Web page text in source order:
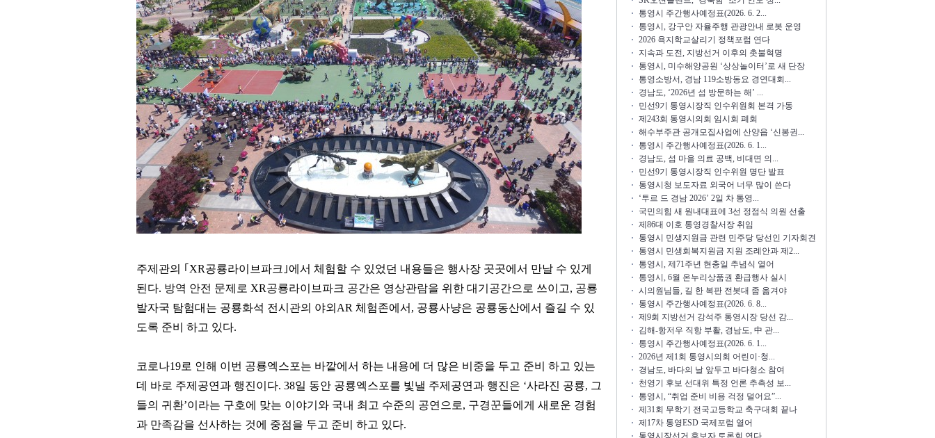
주제관의 ｢ XR공룡라이브파크 ｣에서 체험할 수 있었던 내용들은 행사장 곳곳에서 만날 수 있게
된다. 방역 안전 문제로 XR공룡라이브파크 공간은 영상관람을 위한 대기공간으로 쓰이고, 공룡
발자국 탐험대는 공룡화석 전시관의 야외 AR 체험존에서 , 공룡사냥은 공룡동산에서 즐길 수 있
도록 준비 하고 있다.
코로나19로 인해 이번 공룡엑스포는 바깥에서 하는 내용에 더 많은 비중을 두고 준비 하고 있는
데 바로 주제공연과 행진이다. 38일 동안 공룡엑스포를 빛낼 주제공연과 행진은 ‘사라진 공룡, 그
들의 귀환’이라는 구호에 맞는 이야기와 국내 최고 수준의 공연으로, 구경꾼들에게 새로운 경험
과 만족감을 선사하는 것에 중점을 두고 준비 하고 있다.
통영시 주간행사예정표(2026. 6. 2...
통영시, 강구안 자율주행 관광안내 로봇 운영
2026 욕지학교살리기 정책포럼 연다
지속과 도전, 지방선거 이후의 촛불혁명
통영시, 미수해양공원 ‘상상놀이터’로 새 단장
통영소방서, 경남 119소방동요 경연대회...
경남도, ‘2026년 섬 방문하는 해’ ...
민선9기 통영시장직 인수위원회 본격 가동
제243회 통영시의회 임시회 폐회
해수부주관 공개모집사업에 산양읍 ‘신봉권...
통영시 주간행사예정표(2026. 6. 1...
경남도, 섬 마을 의료 공백, 비대면 의...
민선9기 통영시장직 인수위원 명단 발표
통영시청 보도자료 외국어 너무 많이 쓴다
‘투르 드 경남 2026’ 2일 차 통영...
국민의힘 새 원내대표에 3선 정점식 의원 선출
제86대 이호 통영경찰서장 취임
통영시 민생지원금 관련 민주당 당선인 기자회견
통영시 민생회복지원금 지원 조례안과 제2...
통영시, 제71주년 현충일 추념식 열어
통영시, 6월 온누리상품권 환급행사 실시
시의원님들, 길 한 복판 전봇대 좀 옮겨야
통영시 주간행사예정표(2026. 6. 8...
제9회 지방선거 강석주 통영시장 당선 감...
김해-항저우 직항 부활, 경남도, 中 관...
통영시 주간행사예정표(2026. 6. 1...
2026년 제1회 통영시의회 어린이·청...
경남도, 바다의 날 앞두고 바다청소 참여
천영기 후보 선대위 특정 언론 추측성 보...
통영시, “취업 준비 비용 걱정 덜어요”...
제31회 무학기 전국고등학교 축구대회 끝나
제17차 통영ESD 국제포럼 열어
통영시장선거 후보자 토론회 연다